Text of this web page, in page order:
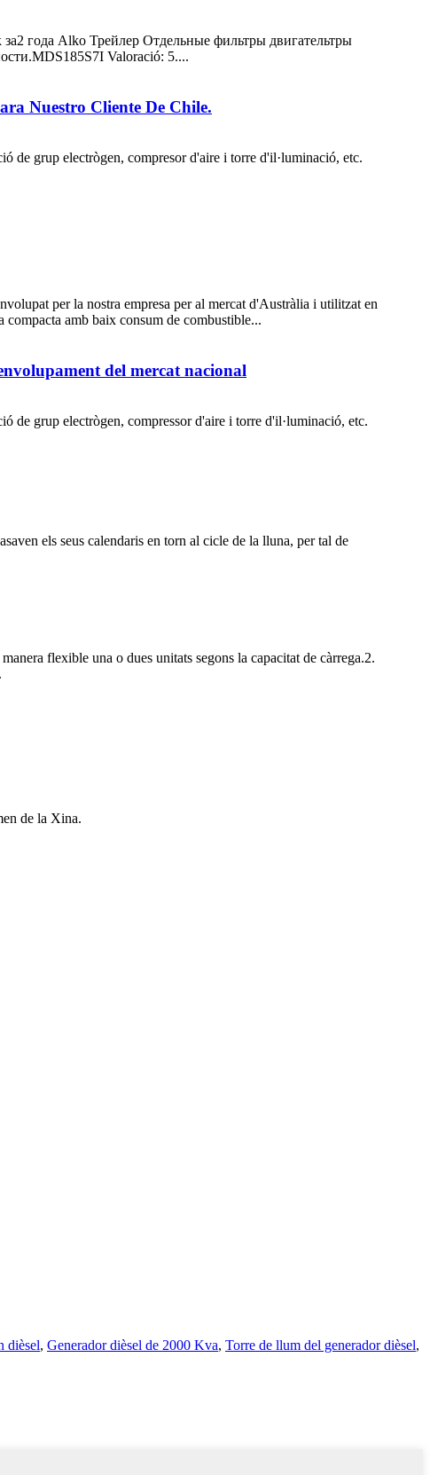
года Аlko Трейлер Отдельные фильтры двигательтры
Valoració: 5....
Nuestro Cliente De Chile.
grup electrògen, compresor d'aire i torre d'il·luminació, etc.
per la nostra empresa per al mercat d'Austràlia i utilitzat en
amb baix consum de combustible...
del mercat nacional
grup electrògen, compressor d'aire i torre d'il·luminació, etc.
els seus calendaris en torn al cicle de la lluna, per tal de
flexible una o dues unitats segons la capacitat de càrrega.2.
de la Xina.
dièsel, Generador dièsel de 2000 Kva, Torre de llum del generador dièsel,